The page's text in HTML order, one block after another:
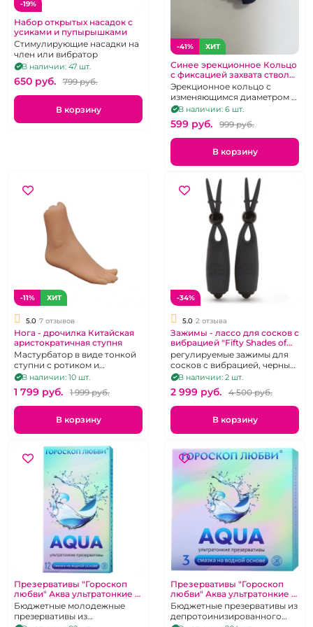
-19%
Набор открытых насадок с
усиками и пупырышками
Стимулирующие насадки на
член или вибратор
В наличии: 47 шт.
650 pуб. 799 pуб.
В корзину
-41% ХИТ
Синее эрекционное Кольцо
с фиксацией захвата ствола
Delay Capture
Эрекционное кольцо с
изменяющимся диаметром и
вибрацией на ствол и
В наличии: 6 шт.
599 pуб. 999 pуб.
В корзину
-11% ХИТ
5.0 7 отзывов
Нога - дрочилка Китайская
аристократичная ступня
Мастурбатор в виде тонкой
ступни с ротиком и
сквозным туннелем
В наличии: 10 шт.
1 799 pуб. 1 999 pуб.
В корзину
-34%
5.0 2 отзыва
Зажимы - лассо для сосков с
вибрацией "Fifty Shades of
Grey" Sweet Tease
регулируемые зажимы для
сосков с вибрацией, черные,
силиконовые
В наличии: 2 шт.
2 999 pуб. 4 500 pуб.
В корзину
Презервативы "Гороскоп
любви" Аква ультратонкие 12
шт
Бюджетные молодежные
презервативы из
Презервативы "Гороскоп
любви" Аква ультратонкие 3
шт
Бюджетные презервативы из
депротоинизированного